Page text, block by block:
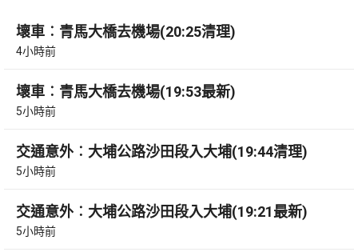
壞車︰青馬大橋去機場(20:25清理)
4小時前
壞車︰青馬大橋去機場(19:53最新)
5小時前
交通意外︰大埔公路沙田段入大埔(19:44清理)
5小時前
交通意外︰大埔公路沙田段入大埔(19:21最新)
5小時前